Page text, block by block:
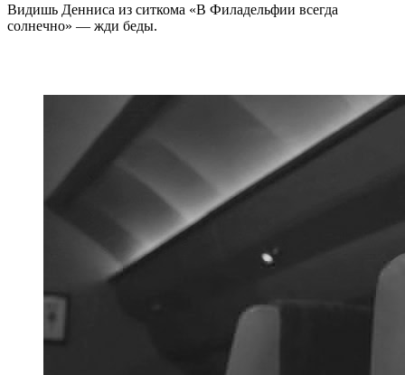
Видишь Денниса из ситкома «В Филадельфии всегда
солнечно» — жди беды.